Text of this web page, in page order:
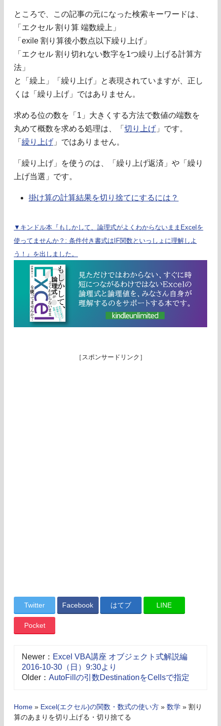
ところで、この記事の元になった検索キーワードは、
「エクセル 割り算 端数繰上」
「exile 割り算後小数点以下繰り上げ」
「エクセル 割り切れない数字を1つ繰り上げる計算方
法」
と「繰上」「繰り上げ」と表現されていますが、正し
くは「繰り上げ」ではありません。
求める位の数を「1」大きくする方法で数値の端数を
丸めて概数を求める処理は、「 切り上げ 」です。
「 繰り上げ 」ではありません。
「繰り上げ」を使うのは、「繰り上げ返済」や「繰り
上げ当選」です。
掛け算の計算結果を切り捨てにするには？
▼キンドル本『もしかして、論理式がよくわからないままExcelを
使ってませんか？: 条件付き書式はIF関数といっしょに理解しよ
う！』を出しました。
［スポンサードリンク］
Twitter Facebook はてブ LINE
Pocket
Newer： Excel VBA講座 オブジェクト式解説編
2016-10-30（日）9:30より
Older： AutoFillの引数DestinationをCellsで指定
Home » Excel(エクセル)の関数・数式の使い方 » 数学 » 割り
算のあまりを切り上げる・切り捨てる